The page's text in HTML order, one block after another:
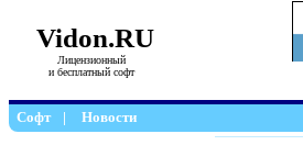
Vidon.RU
Лицензионный
и бесплатный софт
Софт | Новости